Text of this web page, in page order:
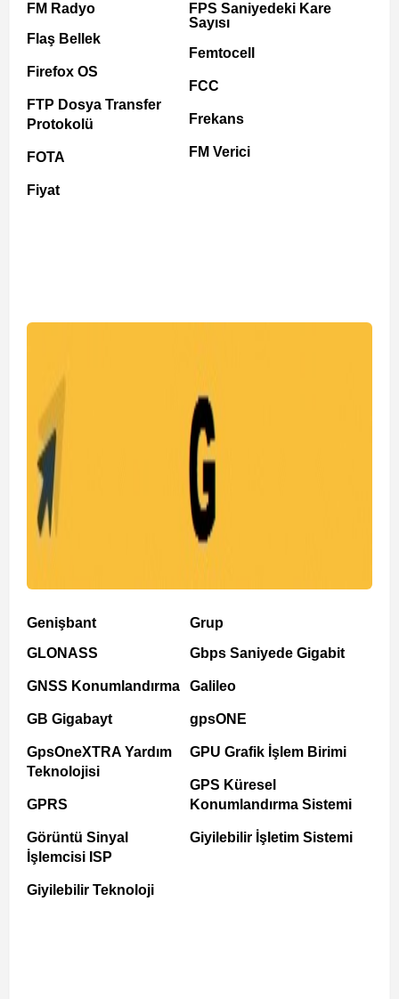
FM Radyo
Flaş Bellek
Firefox OS
FTP Dosya Transfer
Protokolü
FOTA
Fiyat
FPS Saniyedeki Kare
Sayısı
Femtocell
FCC
Frekans
FM Verici
Genişbant
GLONASS
GNSS Konumlandırma
GB Gigabayt
GpsOneXTRA Yardım
Teknolojisi
GPRS
Görüntü Sinyal
İşlemcisi ISP
Giyilebilir Teknoloji
Grup
Gbps Saniyede Gigabit
Galileo
gpsONE
GPU Grafik İşlem Birimi
GPS Küresel
Konumlandırma Sistemi
Giyilebilir İşletim Sistemi